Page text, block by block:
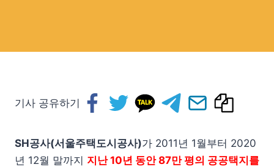
기사 공유하기
SH공사(서울주택도시공사)가 2011년 1월부터 2020
년 12월 말까지 지난 10년 동안 87만 평의 공공택지를